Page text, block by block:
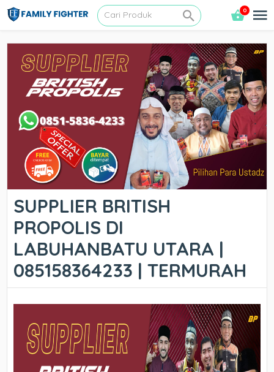
0
SUPPLIER BRITISH
PROPOLIS DI
LABUHANBATU UTARA |
085158364233 | TERMURAH